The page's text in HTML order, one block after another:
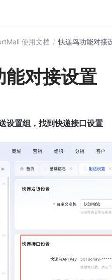
使用文档 / 快递鸟功能对接
能对接设置
设置组，找到快递接口设置